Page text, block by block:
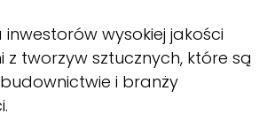
wysokiej jakości
z tworzyw sztucznych, które są
i branży